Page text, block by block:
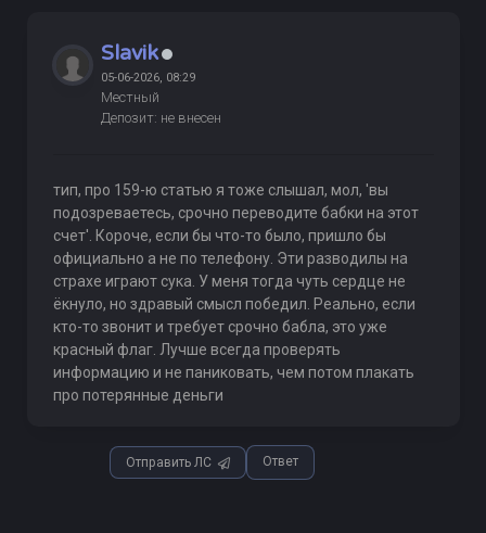
Slavik
05-06-2026, 08:29
Местный
Депозит: не внесен
тип, про 159-ю статью я тоже слышал, мол, 'вы
подозреваетесь, срочно переводите бабки на этот
счет'. Короче, если бы что-то было, пришло бы
официально а не по телефону. Эти разводилы на
страхе играют сука. У меня тогда чуть сердце не
ёкнуло, но здравый смысл победил. Реально, если
кто-то звонит и требует срочно бабла, это уже
красный флаг. Лучше всегда проверять
информацию и не паниковать, чем потом плакать
про потерянные деньги
Отправить ЛС Ответ